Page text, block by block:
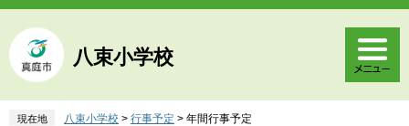
ペ
ジ
の
頭
メ
ュ
ー
飛
八束小学校
現在地 八束小学校 > 行事予定 > 年間行事予定